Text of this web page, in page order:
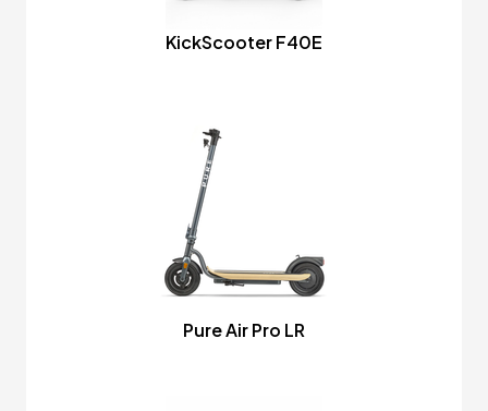
KickScooter F40E
Pure Air Pro LR